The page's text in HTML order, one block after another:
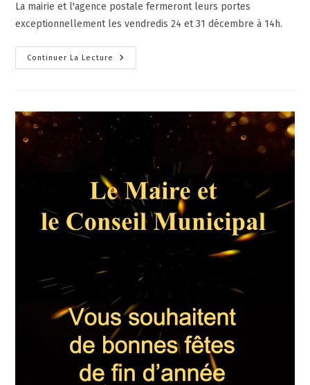
La mairie et l'agence postale fermeront leurs portes
exceptionnellement les vendredis 24 et 31 décembre à 14h.
Continuer La Lecture